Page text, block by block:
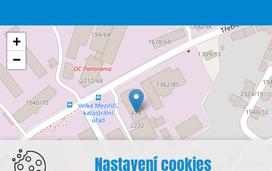
+
−
Nastavení cookies